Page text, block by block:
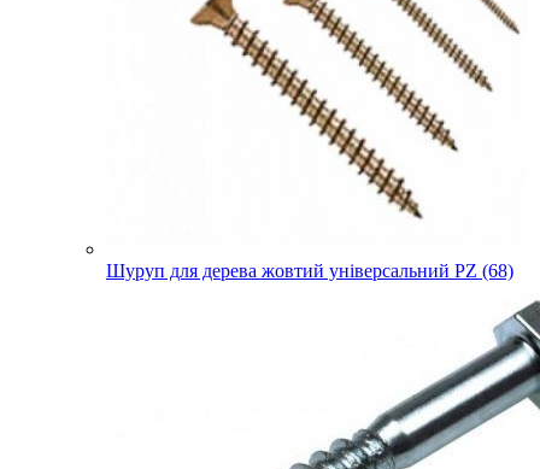
Шуруп для дерева жовтий універсальний PZ (68)